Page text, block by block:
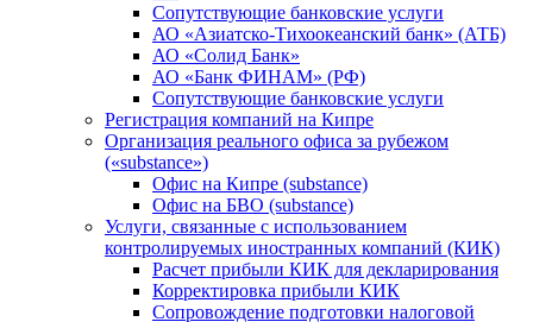
Сопутствующие банковские услуги
АО «Азиатско-Тихоокеанский банк» (АТБ)
АО «Солид Банк»
АО «Банк ФИНАМ» (РФ)
Сопутствующие банковские услуги
Регистрация компаний на Кипре
Организация реального офиса за рубежом
(«substance»)
Офис на Кипре (substance)
Офис на БВО (substance)
Услуги, связанные с использованием
контролируемых иностранных компаний (КИК)
Расчет прибыли КИК для декларирования
Корректировка прибыли КИК
Сопровождение подготовки налоговой